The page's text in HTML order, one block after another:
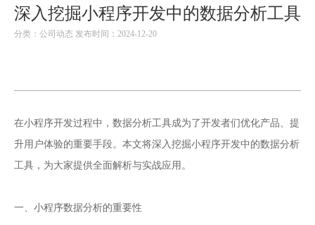
深入挖掘小程序开发中的数据分析工具
分类：公司动态 发布时间：2024-12-20
在小程序开发过程中，数据分析工具成为了开发者们优化产品、提
升用户体验的重要手段。本文将深入挖掘小程序开发中的数据分析
工具，为大家提供全面解析与实战应用。
一、小程序数据分析的重要性